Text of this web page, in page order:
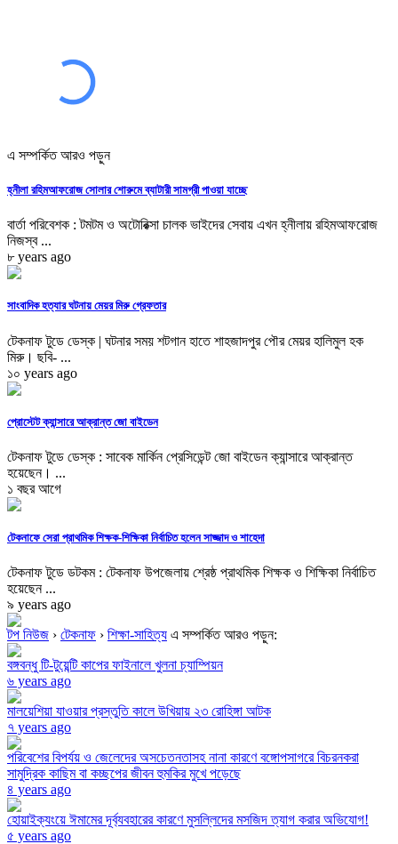
এ সম্পর্কিত আরও পড়ুন
হ্নীলা রহিমআফরোজ সোলার শোরুমে ব্যাটারী সামগ্রী পাওয়া যাচ্ছে
বার্তা পরিবেশক : টমটম ও অটোরিক্সা চালক ভাইদের সেবায় এখন হ্নীলায় রহিমআফরোজ
নিজস্ব ...
৮ years ago
সাংবাদিক হত্যার ঘটনায় মেয়র মিরু গ্রেফতার
টেকনাফ টুডে ডেস্ক | ঘটনার সময় শটগান হাতে শাহজাদপুর পৌর মেয়র হালিমুল হক
মিরু। ছবি- ...
১০ years ago
প্রোস্টেট ক্যান্সারে আক্রান্ত জো বাইডেন
টেকনাফ টুডে ডেস্ক : সাবেক মার্কিন প্রেসিডেন্ট জো বাইডেন ক্যান্সারে আক্রান্ত
হয়েছেন। ...
১ বছর আগে
টেকনাফে সেরা প্রাথমিক শিক্ষক-শিক্ষিকা নির্বাচিত হলেন সাজ্জাদ ও শাহেদা
টেকনাফ টুডে ডটকম : টেকনাফ উপজেলায় শ্রেষ্ঠ প্রাথমিক শিক্ষক ও শিক্ষিকা নির্বাচিত
হয়েছেন ...
৯ years ago
টপ নিউজ › টেকনাফ › শিক্ষা-সাহিত্য এ সম্পর্কিত আরও পড়ুন:
বঙ্গবন্ধু টি-টুয়েন্টি কাপের ফাইনালে খুলনা চ্যাম্পিয়ন
৬ years ago
মালয়েশিয়া যাওয়ার প্রস্তুতি কালে উখিয়ায় ২৩ রোহিঙ্গা আটক
৭ years ago
পরিবেশের বিপর্যয় ও জেলেদের অসচেতনতাসহ নানা কারণে বঙ্গোপসাগরে বিচরনকরা
সামুদ্রিক কাছিম বা কচ্ছপের জীবন হুমকির মুখে পড়েছে
৪ years ago
হোয়াইক্যংয়ে ঈমামের দূর্ব্যবহারের কারণে মুসল্লিদের মসজিদ ত্যাগ করার অভিযোগ!
৫ years ago